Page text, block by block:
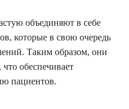
объединяют в себе
которые в свою очередь
Таким образом, они
обеспечивает
пациентов.